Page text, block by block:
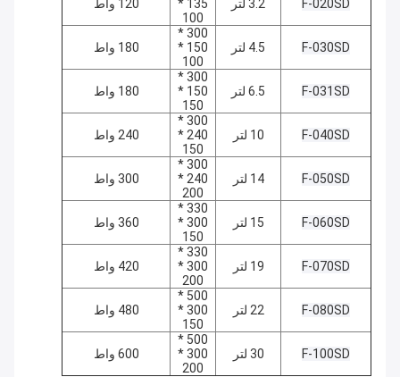
F-020SD 3.2 لتر
135 *
100
120 واط
F-030SD 4.5 لتر
300 *
150 *
100
180 واط
F-031SD 6.5 لتر
300 *
150 *
150
180 واط
F-040SD 10 لتر
300 *
240 *
150
240 واط
F-050SD 14 لتر
300 *
240 *
200
300 واط
F-060SD 15 لتر
330 *
300 *
150
360 واط
F-070SD 19 لتر
330 *
300 *
200
420 واط
F-080SD 22 لتر
500 *
300 *
150
480 واط
F-100SD 30 لتر
500 *
300 *
200
600 واط